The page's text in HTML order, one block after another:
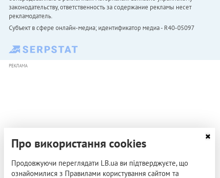
законодательству, ответственность за содержание рекламы несет
рекламодатель.
Субъект в сфере онлайн-медиа; идентификатор медиа - R40-05097
РЕКЛАМА
Про використання cookies
Продовжуючи переглядати LB.ua ви підтверджуєте, що
ознайомилися з Правилами користування сайтом та